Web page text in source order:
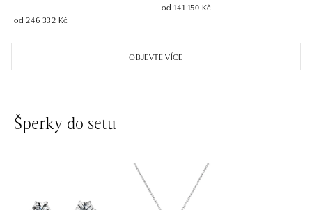
Einsteinova 18, 851 01 Bratislava
Ivanská cesta 16, 821 04 Bratislava
dnes otevřeno od 10:00
ALO diamonds OC Eurovea, Bratislava
OBJEVTE VÍCE
od 246 332 Kč
od 141 150 Kč
Šperky do setu